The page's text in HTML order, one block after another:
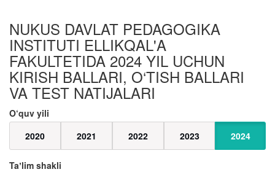
NUKUS DAVLAT PEDAGOGIKA
INSTITUTI ELLIKQAL'A
FAKULTETIDA 2024 YIL UCHUN
KIRISH BALLARI, O‘TISH BALLARI
VA TEST NATIJALARI
O‘quv yili
2020
2021 2022 2023 2024
Taʼlim shakli